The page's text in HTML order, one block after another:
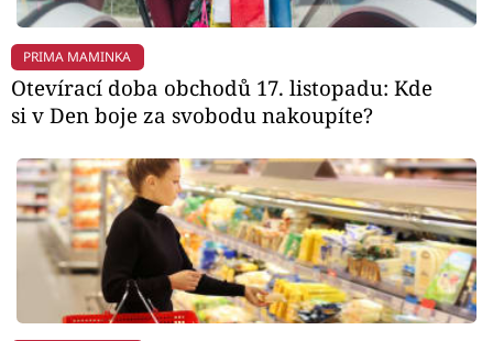
PRIMA MAMINKA
Otevírací doba obchodů 17. listopadu: Kde
si v Den boje za svobodu nakoupíte?